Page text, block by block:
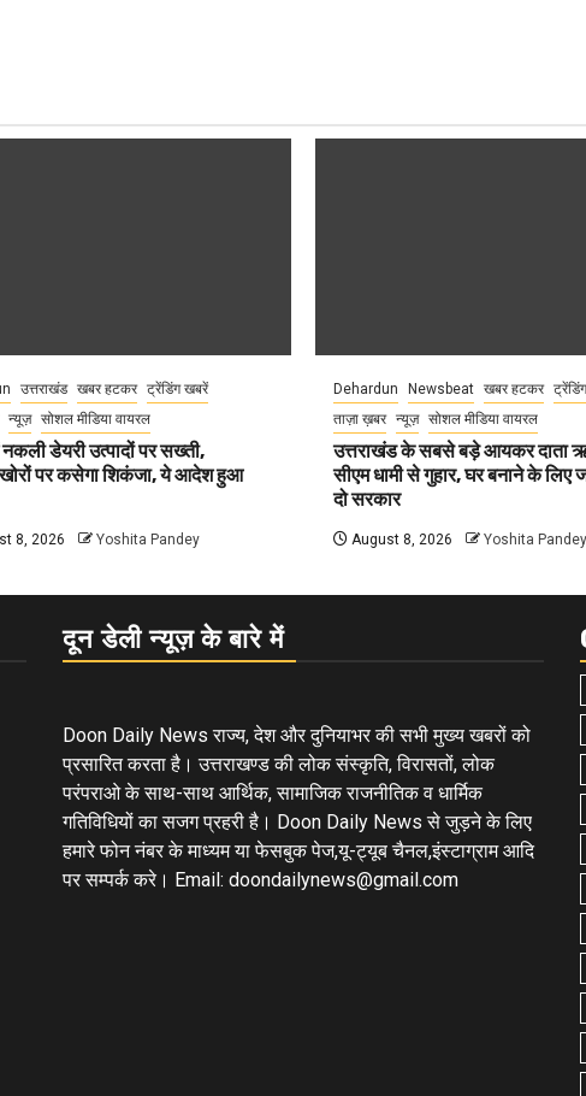
उत्तराखंड खबर हटकर
ट्रेंडिंग खबरें
न्यूज़ सोशल मीडिया वायरल
डेयरी उत्पादों पर सख्ती,
पर कसेगा शिकंजा, ये आदेश हुआ
8, 2026 Yoshita Pandey
Dehardun Newsbeat खबर हटकर
ताज़ा ख़बर न्यूज़ सोशल मीडिया वायरल
उत्तराखंड के सबसे बड़े आयकर दाता
सीएम धामी से गुहार, घर बनाने के लिए
दो सरकार
August 8, 2026 Yoshita Pandey
दून डेली न्यूज़ के बारे में
Doon Daily News राज्य, देश और दुनियाभर की सभी मुख्य खबरों को
प्रसारित करता है। उत्तराखण्ड की लोक संस्कृति, विरासतों, लोक
परंपराओ के साथ-साथ आर्थिक, सामाजिक राजनीतिक व धार्मिक
गतिविधियों का सजग प्रहरी है। Doon Daily News से जुड़ने के लिए
हमारे फोन नंबर के माध्यम या फेसबुक पेज,यू-ट्यूब चैनल,इंस्टाग्राम आदि
पर सम्पर्क करे। Email: doondailynews@gmail.com